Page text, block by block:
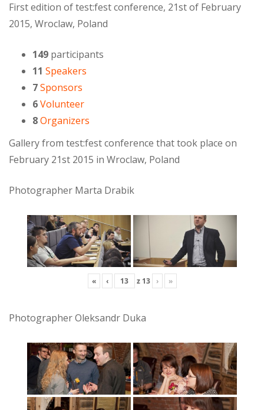
First edition of test:fest conference, 21st of February
2015, Wroclaw, Poland
149 participants
11 Speakers
7Sponsors
6Volunteer
8Organizers
Gallery from test:fest conference that took place on
February 21st 2015 in Wroclaw, Poland
Photographer Marta Drabik
« ‹ z 13 › »
Photographer Oleksandr Duka